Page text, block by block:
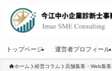
トップページ 運営者プロフィール
ホーム 経営コラム 店舗集客・Web集客